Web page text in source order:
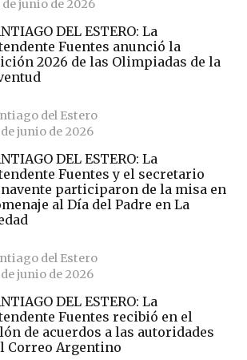
de junio de 2026
DEL ESTERO: La
Fuentes anunció la
2026 de las Olimpiadas de la
del Estero
de junio de 2026
DEL ESTERO: La
Fuentes y el secretario
participaron de la misa en
al Día del Padre en La
del Estero
de junio de 2026
DEL ESTERO: La
Fuentes recibió en el
de acuerdos a las autoridades
Correo Argentino